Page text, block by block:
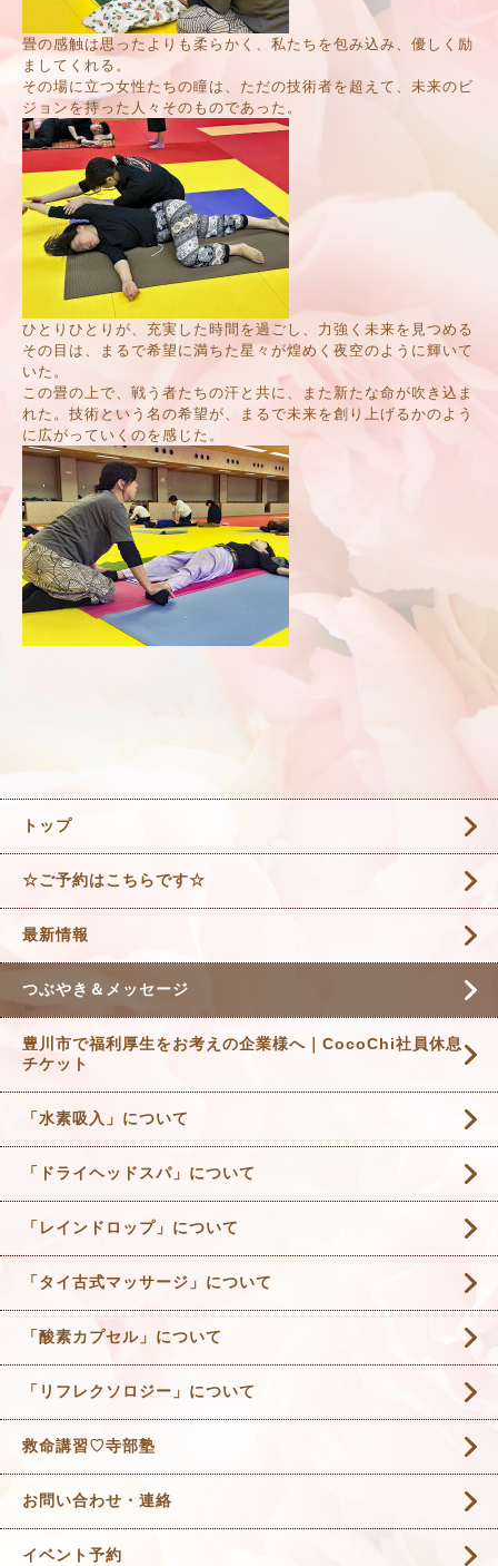
畳の感触は思ったよりも柔らかく、私たちを包み込み、優しく励
ましてくれる。
その場に立つ女性たちの瞳は、ただの技術者を超えて、未来のビ
ジョンを持った人々そのものであった。
ひとりひとりが、充実した時間を過ごし、力強く未来を見つめる
その目は、まるで希望に満ちた星々が煌めく夜空のように輝いて
いた。
この畳の上で、戦う者たちの汗と共に、また新たな命が吹き込ま
れた。技術という名の希望が、まるで未来を創り上げるかのよう
に広がっていくのを感じた。
トップ
☆ご予約はこちらです☆
最新情報
つぶやき＆メッセージ
豊川市で福利厚生をお考えの企業様へ｜CocoChi社員休息
チケット
「水素吸入」について
「ドライヘッドスパ」について
「レインドロップ」について
「タイ古式マッサージ」について
「酸素カプセル」について
「リフレクソロジー」について
救命講習♡寺部塾
お問い合わせ・連絡
イベント予約